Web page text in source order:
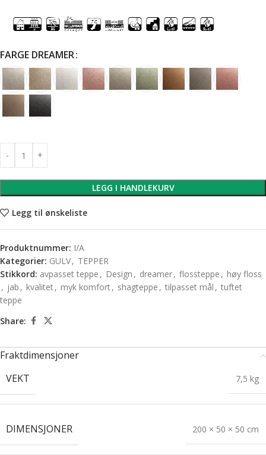
FARGE DREAMER
LEGG I HANDLEKURV
Legg til ønskeliste
Produktnummer: I/A
Kategorier: GULV, TEPPER
Stikkord: avpasset teppe , Design , dreamer, flossteppe , høy floss
, jab , kvalitet, myk komfort, shagteppe , tilpasset mål , tuftet
teppe
Share:
Fraktdimensjoner
VEKT
7,5 kg
DIMENSJONER 200 × 50 × 50 cm